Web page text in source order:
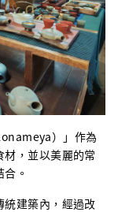
）」作為
，並以美麗的常
。
統建築內，經過改